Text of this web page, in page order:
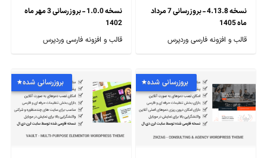
نسخه 4.13.8 - بروزرسانی 7 مرداد
ماه 1405
قالب و افزونه فارسی وردپرس
نسخه 1.0.0 - بروزرسانی 3 مهر ماه
1402
قالب و افزونه فارسی وردپرس
بروزرسانی شده بروزرسانی شده